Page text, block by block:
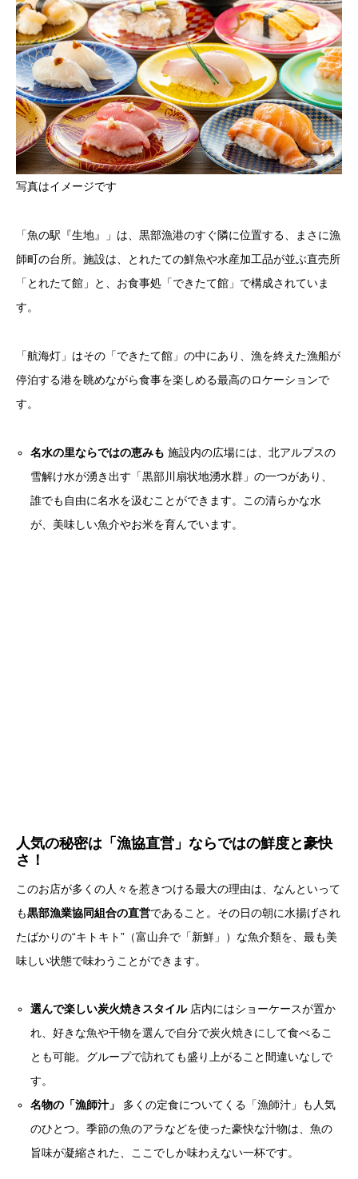
写真はイメージです
「魚の駅『生地』」は、黒部漁港のすぐ隣に位置する、まさに漁
師町の台所。施設は、とれたての鮮魚や水産加工品が並ぶ直売所
「とれたて館」と、お食事処「できたて館」で構成されていま
す。
「航海灯」はその「できたて館」の中にあり、漁を終えた漁船が
停泊する港を眺めながら食事を楽しめる最高のロケーションで
す。
名水の里ならではの恵みも 施設内の広場には、北アルプスの
雪解け水が湧き出す「黒部川扇状地湧水群」の一つがあり、
誰でも自由に名水を汲むことができます。この清らかな水
が、美味しい魚介やお米を育んでいます。
人気の秘密は「漁協直営」ならではの鮮度と豪快
さ！
このお店が多くの人々を惹きつける最大の理由は、なんといって
も黒部漁業協同組合の直営であること。その日の朝に水揚げされ
たばかりの“キトキト”（富山弁で「新鮮」）な魚介類を、最も美
味しい状態で味わうことができます。
選んで楽しい炭火焼きスタイル店内にはショーケースが置か
れ、好きな魚や干物を選んで自分で炭火焼きにして食べるこ
とも可能。グループで訪れても盛り上がること間違いなしで
す。
名物の「漁師汁」
多くの定食についてくる「漁師汁」も人気
のひとつ。季節の魚のアラなどを使った豪快な汁物は、魚の
旨味が凝縮された、ここでしか味わえない一杯です。